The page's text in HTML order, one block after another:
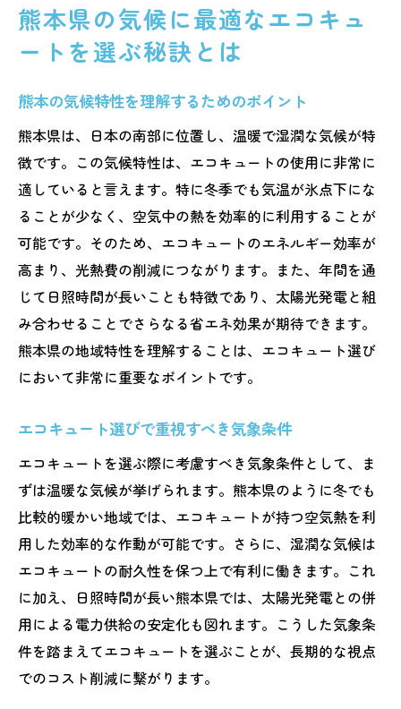
気候対応型エコキュートの特徴と利点
熊本特有の気候に対応した製品の選び方
理由
エコキュートの環境への優しさとは
熊本県におけるエコキュートの省エネ効果
地域のエネルギー効率を高めるエコキュー
ト
環境保護に貢献するエコキュートの技術
熊本県民に支持される理由―エコキュート
の魅力
持続可能な未来を築くためのエコキュート
地元の特性を活かした熊本県のエコキュートメ
熊本県の地元メーカーの強みとは
地域密着型メーカーの優位性
熊本エコキュートメーカーの技術革新
地元メーカーによる安心のサポート体制
地域の声を反映した製品開発の取り組み
熊本の特色を活かしたエコキュートの魅力
熊本県でのエコキュート選びが地域に与える影
響
エコキュート導入による地域経済への貢献
熊本県の気候に最適なエコキュ
ートを選ぶ秘訣とは
熊本の気候特性を理解するためのポイント
熊本県は、日本の南部に位置し、温暖で湿潤な気候が特
徴です。この気候特性は、エコキュートの使用に非常に
適していると言えます。特に冬季でも気温が氷点下にな
ることが少なく、空気中の熱を効率的に利用することが
可能です。そのため、エコキュートのエネルギー効率が
高まり、光熱費の削減につながります。また、年間を通
じて日照時間が長いことも特徴であり、太陽光発電と組
み合わせることでさらなる省エネ効果が期待できます。
熊本県の地域特性を理解することは、エコキュート選び
において非常に重要なポイントです。
エコキュート選びで重視すべき気象条件
エコキュートを選ぶ際に考慮すべき気象条件として、ま
ずは温暖な気候が挙げられます。熊本県のように冬でも
比較的暖かい地域では、エコキュートが持つ空気熱を利
用した効率的な作動が可能です。さらに、湿潤な気候は
エコキュートの耐久性を保つ上で有利に働きます。これ
に加え、日照時間が長い熊本県では、太陽光発電との併
用による電力供給の安定化も図れます。こうした気象条
件を踏まえてエコキュートを選ぶことが、長期的な視点
でのコスト削減に繋がります。